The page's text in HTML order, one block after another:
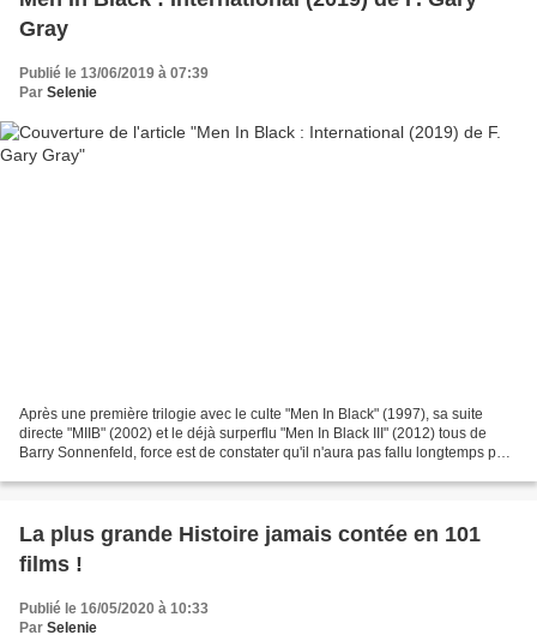
Gray
Publié le 13/06/2019 à 07:39
Par Selenie
Après une première trilogie avec le culte "Men In Black" (1997), sa suite
directe "MIIB" (2002) et le déjà surperflu "Men In Black III" (2012) tous de
Barry Sonnenfeld, force est de constater qu'il n'aura pas fallu longtemps pour
La plus grande Histoire jamais contée en 101
films !
Publié le 16/05/2020 à 10:33
Par Selenie